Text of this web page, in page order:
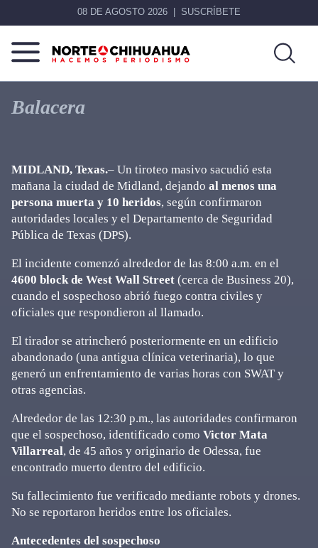
08 DE AGOSTO 2026 SUSCRÍBETE
Norte
Chihuahua
Más
que
noticias,
Balacera
MIDLAND, Texas.– Un tiroteo masivo sacudió esta
mañana la ciudad de Midland, dejando al menos una
persona muerta y 10 heridos, según confirmaron
autoridades locales y el Departamento de Seguridad
Pública de Texas (DPS).
El incidente comenzó alrededor de las 8:00 a.m. en el
4600 block de West Wall Street (cerca de Business 20),
cuando el sospechoso abrió fuego contra civiles y
oficiales que respondieron al llamado.
El tirador se atrincheró posteriormente en un edificio
abandonado (una antigua clínica veterinaria), lo que
generó un enfrentamiento de varias horas con SWAT y
otras agencias.
Alrededor de las 12:30 p.m., las autoridades confirmaron
que el sospechoso, identificado como Victor Mata
Villarreal, de 45 años y originario de Odessa, fue
encontrado muerto dentro del edificio.
Su fallecimiento fue verificado mediante robots y drones.
No se reportaron heridos entre los oficiales.
Antecedentes del sospechoso